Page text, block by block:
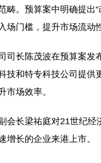
畴。预算案中明确提出
场门槛，提升市场流动
司长陈茂波在预算案发
技和特专科技公司提
市场效率。
会长梁祐庭对21世纪
增长的企业来港上市。